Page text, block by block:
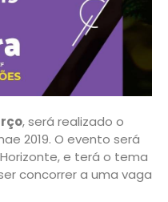
, será realizado o
2019. O evento será
e terá o tema
concorrer a uma vaga